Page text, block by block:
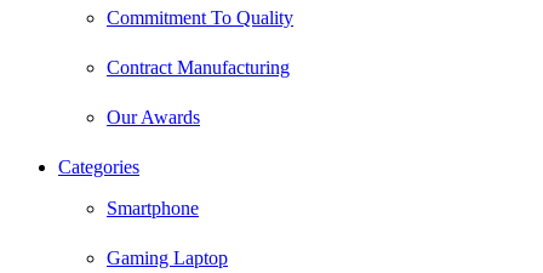
Commitment To Quality
Contract Manufacturing
Our Awards
Categories
Smartphone
Gaming Laptop